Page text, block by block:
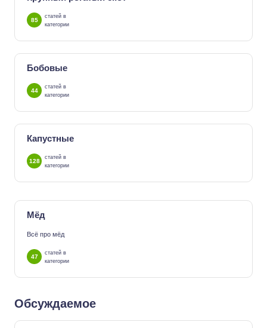
85
статей в
категории
Бобовые
44
статей в
категории
Капустные
128
статей в
категории
Мёд
Всё про мёд
47
статей в
категории
Обсуждаемое